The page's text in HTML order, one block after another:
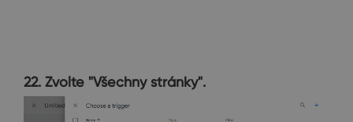
22. Zvolte "Všechny stránky".